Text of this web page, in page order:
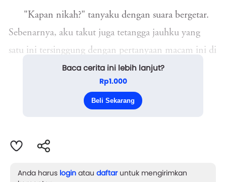
"Kapan nikah?" tanyaku dengan suara bergetar.
Sebenarnya, aku takut juga tetangga jauhku yang
satu ini tersinggung dengan pertanyaan macam ini di
".....," gadis berjilbab krem kecokelatan itu hanya
menoleh. Tak ada lonta...
Baca cerita ini lebih lanjut?
Rp1.000
Beli Sekarang
Anda harus login atau daftaruntuk mengirimkan